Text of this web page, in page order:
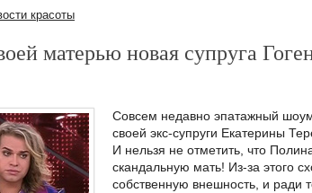
красоты
матерью новая супруга
Совсем недавно эпатажный
своей экс-супруги Екатерины
И нельзя не отметить, что
скандальную мать! Из-за этого
собственную внешность, и ради